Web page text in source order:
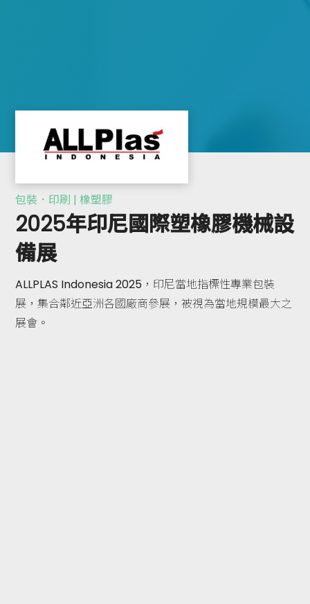
包裝．印刷 | 橡塑膠
2025年印尼國際塑橡膠機械設
備展
ALLPLAS Indonesia 2025，印尼當地指標性專業包裝
展，集合鄰近亞洲各國廠商參展，被視為當地規模最大之
展會。